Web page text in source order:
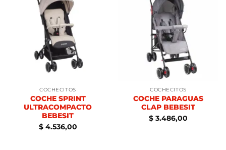
COCHECITOS
COCHE SPRINT
ULTRACOMPACTO
BEBESIT
$4.536,00
COCHECITOS
COCHE PARAGUAS
CLAP BEBESIT
$ 3.486,00